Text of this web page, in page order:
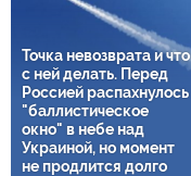
Точка невозврата и что
с ней делать. Перед
Россией распахнулось
"баллистическое
окно" в небе над
Украиной, но момент
не продлится долго